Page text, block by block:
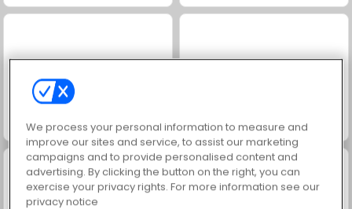
Grand Mahjong Connect
We process your personal information to measure and
improve our sites and service, to assist our marketing
campaigns and to provide personalised content and
advertising. By clicking the button on the right, you can
exercise your privacy rights. For more information see our
privacy notice